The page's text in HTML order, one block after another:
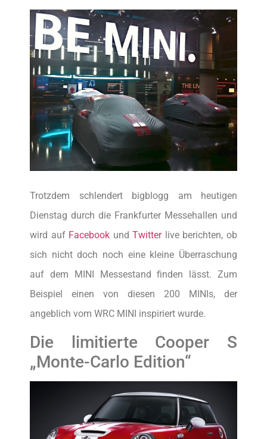
Trotzdem schlendert bigblogg am heutigen
Dienstag durch die Frankfurter Messehallen und
wird auf Facebook undTwitterlive berichten, ob
sich nicht doch noch eine kleine Überraschung
auf dem MINI Messestand finden lässt. Zum
Beispiel einen von diesen 200 MINIs, der
angeblich vom WRC MINI inspiriert wurde.
Die limitierte Cooper S
„Monte-Carlo Edition“